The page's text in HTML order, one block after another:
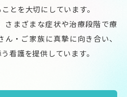
とを大切にしています。
さまざまな症状や治療段階で療
・ご家族に真摯に向き合い、
看護を提供しています。